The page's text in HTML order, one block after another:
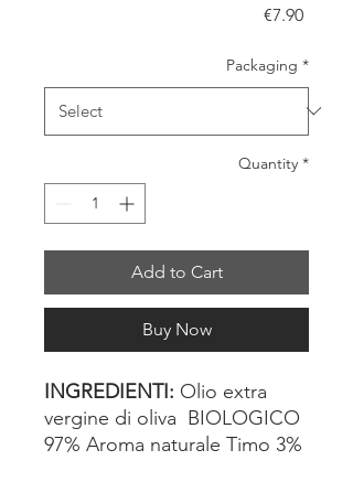
€7.90Price
Packaging *
Quantity *
Add to Cart
Buy Now
INGREDIENTI: Olio extra
vergine di oliva BIOLOGICO
97% Aroma naturale Timo 3%